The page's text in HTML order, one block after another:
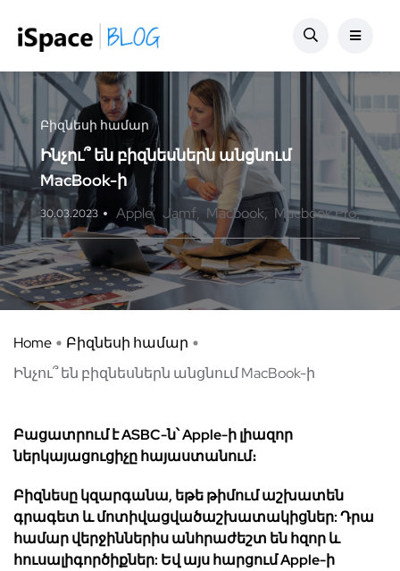
Բիզնեսի համար
Ինչու՞ են բիզնեսներն անցնում
MacBook-ի
30.03.2023 Apple Jamf Macbook Macbook Pro
Home
Բիզնեսի համար
Ինչու՞ են բիզնեսներն անցնում MacBook-ի
ԲացատրումէASBC-ն՝Apple-իլիազոր
ներկայացուցիչը հայաստանում։
Բիզնեսըկզարգանա, եթեթիմումաշխատեն
գրագետ ևմոտիվացվածաշխատակիցներ:Դրա
համարվերջիններիսանհրաժեշտ ենհզորև
հուսալիգործիքներ: Եվ այսհարցումApple-ի